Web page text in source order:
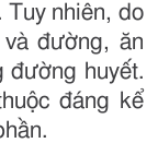
nhiên, do
đường, ăn
đường huyết.
đáng kể